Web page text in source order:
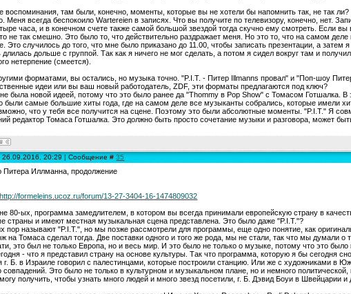
воспоминания, там были, конечно, моменты, которые вы не хотели бы напомнить так, не так ли?
Меня всегда беспокоило Wartereien в записях. Что вы получите по телевизору, конечно, нет.
часа, и в конечном счете также самой большой звездой тогда скучно ему смотреть. Если вы
не так смешно. Это было то, что действительно раздражает меня. Но это то, что на самом
Это случилось до того, что мне было приказано до 11.00, чтобы записать презентации, а затем я
длилась дольше с группой. Так как я ничего не мог сделать, а потом я сидел вокруг там и
нетерпение (смеется).
форматами, вы остались, но музыка точно. "P.I.T. - Питер Illmanns провал" и "Поп-шоу
идеи или вы ваш новый работодатель, ZDF, эти форматы предлагаются под ключ?
была новой идеей, потому что это было ранее да "Thommy в Pop Show" с Томасом Готшалка.
были самые большие хиты года, где на самом деле все музыканты собрались, которые имели
что у тебя все получится на сцене. Поэтому это были абсолютные моменты. "P.I.T." Я
редактор Томаса Готшалка. Это должно быть просто сочетание музыки и разговора, может
26.09.2016, 20:29 | Сообщение #35
Питера Иллманна, продолжение
http://formeleins.ucoz.ru/forum/13-27-3404-16-1474809032
80-ых, программа замедлителем, в котором вы всегда принимали европейскую страну в
страны и имеют местная музыкальная сцена представлена. Это было даже "P.I.T."?
пор называют "P.I.T.", но мы позже рассмотрели для программы, еще одно понятие, как
на Томаса сделал тогда. Две поставки одного и того же рода, мы не стали, так что мы думали
это был не только Европа, но и весь мир. И это было не только о музыке, потому что это
- что я представил страну на основе культуры. Так что программа, которую я бы сегодня
г. Б. в Израиле говорил с палестинцами, которые построили станцию. Или же с художниками в
совпадений. Это было не только в культурном и музыкальном плане, но и немного политической,
получить, чтобы узнать много людей и много звезд посетили, г. Б. Дэвид Боуи в Швейцарии